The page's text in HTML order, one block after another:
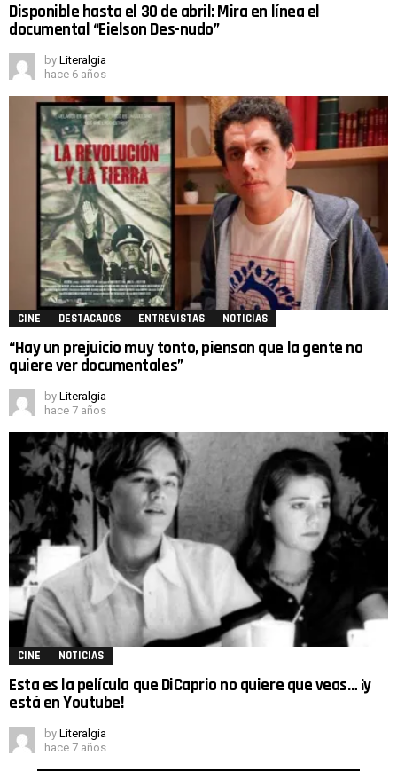
Disponible hasta el 30 de abril: Mira en línea el
documental “Eielson Des-nudo”
by Literalgia
hace 6 años
CINE DESTACADOS ENTREVISTAS NOTICIAS
“Hay un prejuicio muy tonto, piensan que la gente no
quiere ver documentales”
by Literalgia
hace 7 años
CINE NOTICIAS
Esta es la película que DiCaprio no quiere que veas… ¡y
está en Youtube!
by Literalgia
hace 7 años